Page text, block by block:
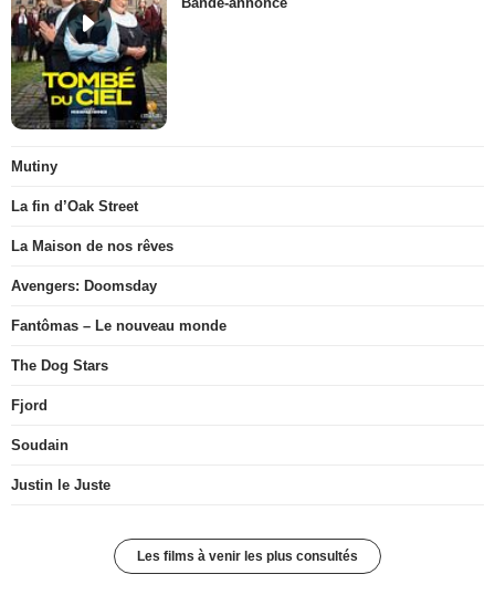
Mutiny
La fin d’Oak Street
La Maison de nos rêves
Avengers: Doomsday
Fantômas – Le nouveau monde
The Dog Stars
Fjord
Soudain
Justin le Juste
Les films à venir les plus consultés